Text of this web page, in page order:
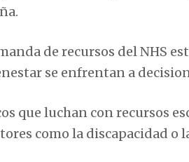
de recursos del NHS
se enfrentan a
que luchan con recursos
como la discapacidad o